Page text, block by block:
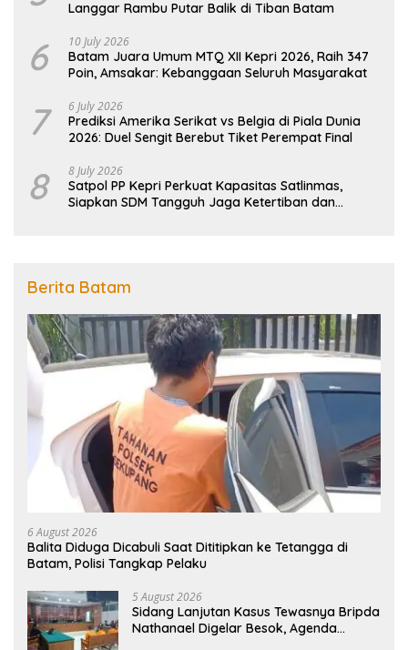
Langgar Rambu Putar Balik di Tiban Batam
6 10 July 2026
Batam Juara Umum MTQ XII Kepri 2026, Raih 347
Poin, Amsakar: Kebanggaan Seluruh Masyarakat
7 6 July 2026
Prediksi Amerika Serikat vs Belgia di Piala Dunia
2026: Duel Sengit Berebut Tiket Perempat Final
8 8 July 2026
Satpol PP Kepri Perkuat Kapasitas Satlinmas,
Siapkan SDM Tangguh Jaga Ketertiban dan
Berita Batam
6 August 2026
Balita Diduga Dicabuli Saat Dititipkan ke Tetangga di
Batam, Polisi Tangkap Pelaku
5 August 2026
Sidang Lanjutan Kasus Tewasnya Bripda
Nathanael Digelar Besok, Agenda